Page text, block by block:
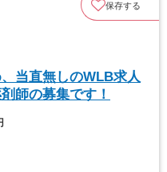
保存する
当直無しのWLB求人
師の募集です！